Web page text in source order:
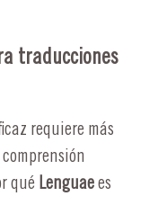
traducciones
requiere más
qué Lenguae es